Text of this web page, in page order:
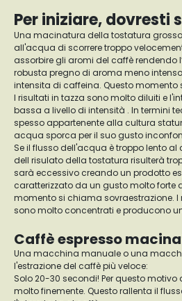
Per iniziare, dovresti
Una macinatura della tostatura
all'acqua di scorrere troppo
assorbire gli aromi del caffè rendendo
robusta pregno di aroma meno
intensita di caffeina. Questo
I risultati in tazza sono molto diluiti e
bassa a livello di intensità . In termini
spesso appartenente alla cultura
acqua sporca per il suo gusto
Se il flusso dell'acqua è troppo lento
dell risulato della tostatura risulterà
sarà eccessivo creando un prodotto
caratterizzato da un gusto molto forte
momento si chiama sovraestrazione.
sono molto concentrati e producono
Caffè espresso
Una macchina manuale o una
l'estrazione del caffè più veloce:
Solo 20-30 secondi! Per questo
molto finemente. Questo rallenta il